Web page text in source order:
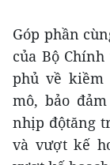
Góp phần
của Bộ
phủ về
mô, bảo
nhịp độtăng
và vượt kế